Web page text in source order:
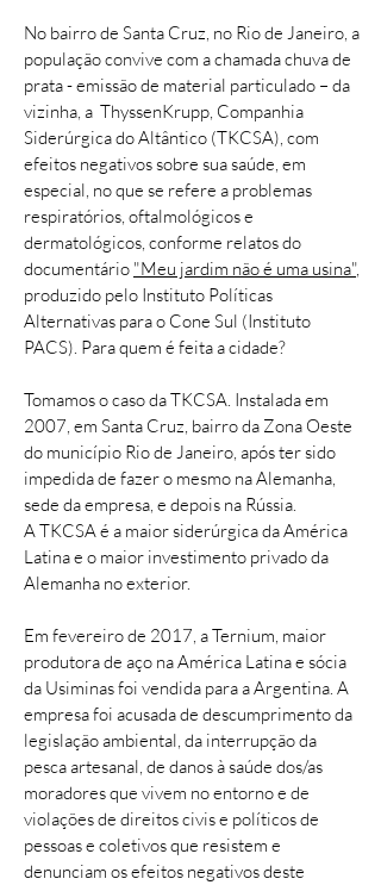
No bairro de Santa Cruz, no Rio de Janeiro, a
população convive com a chamada chuva de
prata - emissão de material particulado – da
vizinha, a ThyssenKrupp, Companhia
Siderúrgica do Altântico (TKCSA), com
efeitos negativos sobre sua saúde, em
especial, no que se refere a problemas
respiratórios, oftalmológicos e
dermatológicos, conforme relatos do
documentário "Meu jardim não é uma usina",
produzido pelo Instituto Políticas
Alternativas para o Cone Sul (Instituto
PACS). Para quem é feita a cidade?
Tomamos o caso da TKCSA. Instalada em
2007, em Santa Cruz, bairro da Zona Oeste
do município Rio de Janeiro, após ter sido
impedida de fazer o mesmo na Alemanha,
sede da empresa, e depois na Rússia.
A TKCSA é a maior siderúrgica da América
Latina e o maior investimento privado da
Alemanha no exterior.
Em fevereiro de 2017, a Ternium, maior
produtora de aço na América Latina e sócia
da Usiminas foi vendida para a Argentina. A
empresa foi acusada de descumprimento da
legislação ambiental, da interrupção da
pesca artesanal, de danos à saúde dos/as
moradores que vivem no entorno e de
violações de direitos civis e políticos de
pessoas e coletivos que resistem e
denunciam os efeitos negativos deste